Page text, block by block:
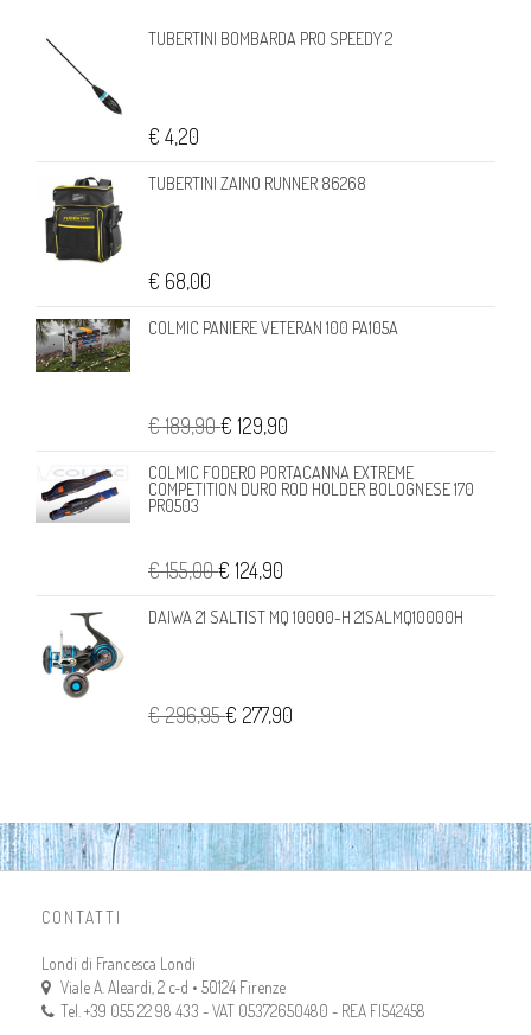
TUBERTINI BOMBARDA PRO SPEEDY 2
€ 4,20
TUBERTINI ZAINO RUNNER 86268
€ 68,00
COLMIC PANIERE VETERAN 100 PA105A
€ 189,90€ 129,90
COLMIC FODERO PORTACANNA EXTREME
COMPETITION DURO ROD HOLDER BOLOGNESE 170
PR0503
€ 155,00€ 124,90
DAIWA 21 SALTIST MQ 10000-H 21SALMQ10000H
€ 296,95€ 277,90
CONTATTI
Londi di Francesca Londi
Viale A. Aleardi, 2 c-d • 50124 Firenze
Tel. +39 055 22 98 433 - VAT 05372650480 - REA FI542458